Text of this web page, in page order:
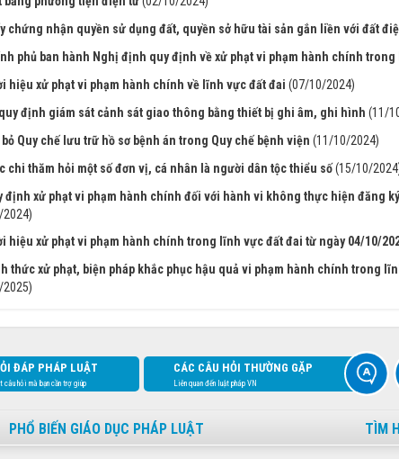
chứng nhận quyền sử dụng đất, quyền sở hữu tài sản gắn liền với đất
phủ ban hành Nghị định quy định về xử phạt vi phạm hành chính
hiệu xử phạt vi phạm hành chính về lĩnh vực đất đai (07/10/2024)
quy định giám sát cảnh sát giao thông bằng thiết bị ghi âm, ghi hình (11/
bỏ Quy chế lưu trữ hồ sơ bệnh án trong Quy chế bệnh viện (11/10/2024)
chi thăm hỏi một số đơn vị, cá nhân là người dân tộc thiểu số(15/10/
định xử phạt vi phạm hành chính đối với hành vi không thực hiện đăng
hiệu xử phạt vi phạm hành chính trong lĩnh vực đất đai từ ngày 04/10/
thức xử phạt, biện pháp khắc phục hậu quả vi phạm hành chính trong
ĐÁP PHÁP LUẬT
câu hỏi mà bạn cần trợ giúp
CÁC CÂU HỎI THƯỜNG GẶP
Liên quan đến luật pháp VN
PHỔ BIẾN GIÁO DỤC PHÁP LUẬT TÌM